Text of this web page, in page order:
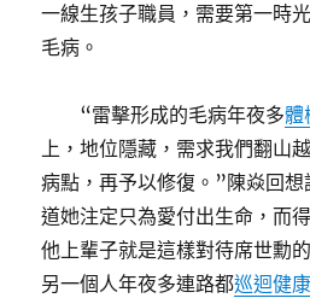
一線生孩子職員，需要第一時
毛病。
“雷擊形成的毛病年夜多體
上，地位隱藏，需求我們翻山
病點，再予以修復。”陳焱回
道她注定只為愛付出生命，而
他上輩子就是這樣對待席世勳
另一個人年夜多連路都巡迴健